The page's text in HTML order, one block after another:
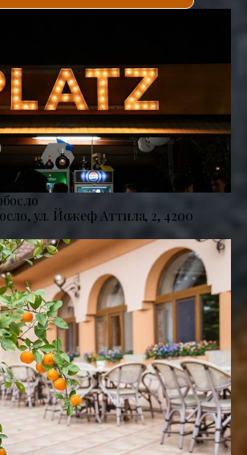
ул. Йожеф Аттила, 2, 4200